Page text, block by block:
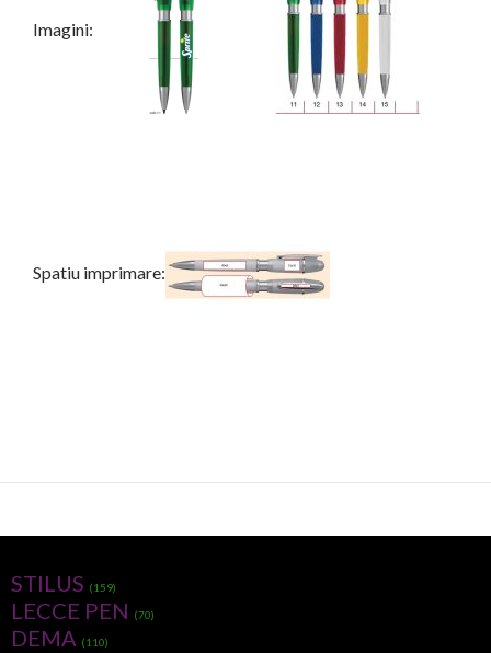
Imagini:
Spatiu imprimare:
STILUS (159)
LECCE PEN (70)
DEMA (110)